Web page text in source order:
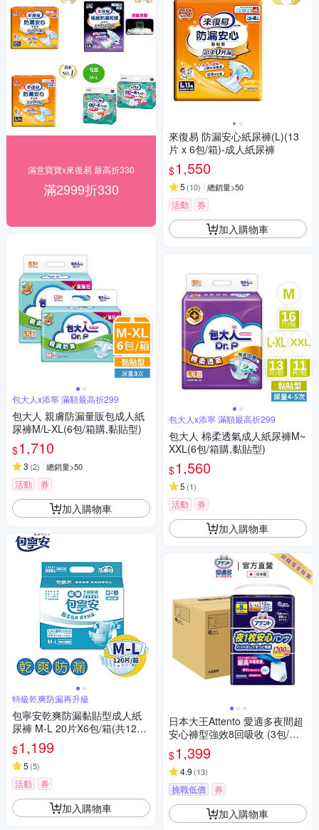
滿意寶寶x來復易 最高折330
滿2999折330
包大人x添寧 滿額最高折299
包大人 親膚防漏量販包成人紙
尿褲M/L-XL(6包/箱購,黏貼型)
$1,710
3 (2) 總銷量>50
活動 券
加入購物車
特級乾爽防漏再升級
包寧安乾爽防漏黏貼型成人紙
尿褲 M-L 20片X6包/箱(共120
片)
$1,199
5 (5)
活動 券
加入購物車
來復易 防漏安心紙尿褲(L)(13
片 x 6包/箱)-成人紙尿褲
$1,550
5 (10) 總銷量>50
活動 券
加入購物車
包大人x添寧 滿額最高折299
包大人 棉柔透氣成人紙尿褲M~
XXL(6包/箱購,黏貼型)
$1,560
5 (1)
活動 券
加入購物車
日本大王Attento 愛適多夜間超
安心褲型強效8回吸收 (3包/箱
箱購)
$1,399
4.9 (13)
挑戰低價 券
加入購物車